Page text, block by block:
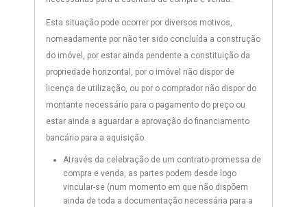
Esta situação pode ocorrer por diversos motivos,
nomeadamente por não ter sido concluída a construção
do imóvel, por estar ainda pendente a constituição da
propriedade horizontal, por o imóvel não dispor de
licença de utilização, ou por o comprador não dispor do
montante necessário para o pagamento do preço ou
estar ainda a aguardar a aprovação do financiamento
bancário para a aquisição.
Através da celebração de um contrato-promessa de
compra e venda, as partes podem desde logo
vincular-se (num momento em que não dispõem
ainda de toda a documentação necessária para a